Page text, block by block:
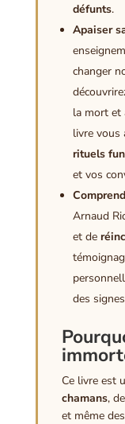
défunts.
Apaiser
changer
la mort et
livre vous
rituels
et vos
Arnaud
et de
des
Ce livre est
chamans,
et même des